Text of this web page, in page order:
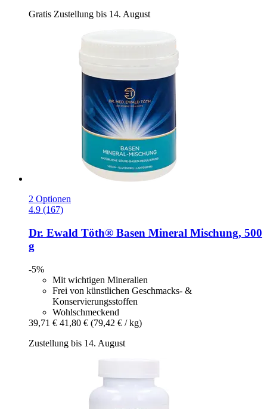
Gratis Zustellung bis 14. August
2 Optionen
4.9 (167)
Dr. Ewald Töth® Basen Mineral Mischung, 500
g
-5%
Mit wichtigen Mineralien
Frei von künstlichen Geschmacks- &
Konservierungsstoffen
Wohlschmeckend
39,71 € 41,80 € (79,42 € / kg)
Zustellung bis 14. August